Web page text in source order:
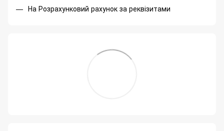
На Розрахунковий рахунок за реквізитами